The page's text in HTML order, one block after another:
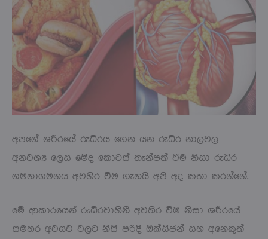
අපගේ ශරීරයේ රුධිරය ගෙන යන රුධිර නාලවල
අනවශ්‍ය ලෙස මේද කොටස් තැන්පත් වීම නිසා රුධිර
ගමනාගමනය අවහිර වීම ගැනයි අපි අද කතා කරන්නේ.
මේ ආකාරයෙන් රුධිරවාහිනී අවහිර වීම නිසා ශරීරයේ
සමහර අවයව වලට නිසි පරිදි ඔක්සිජන් සහ අනෙකුත්